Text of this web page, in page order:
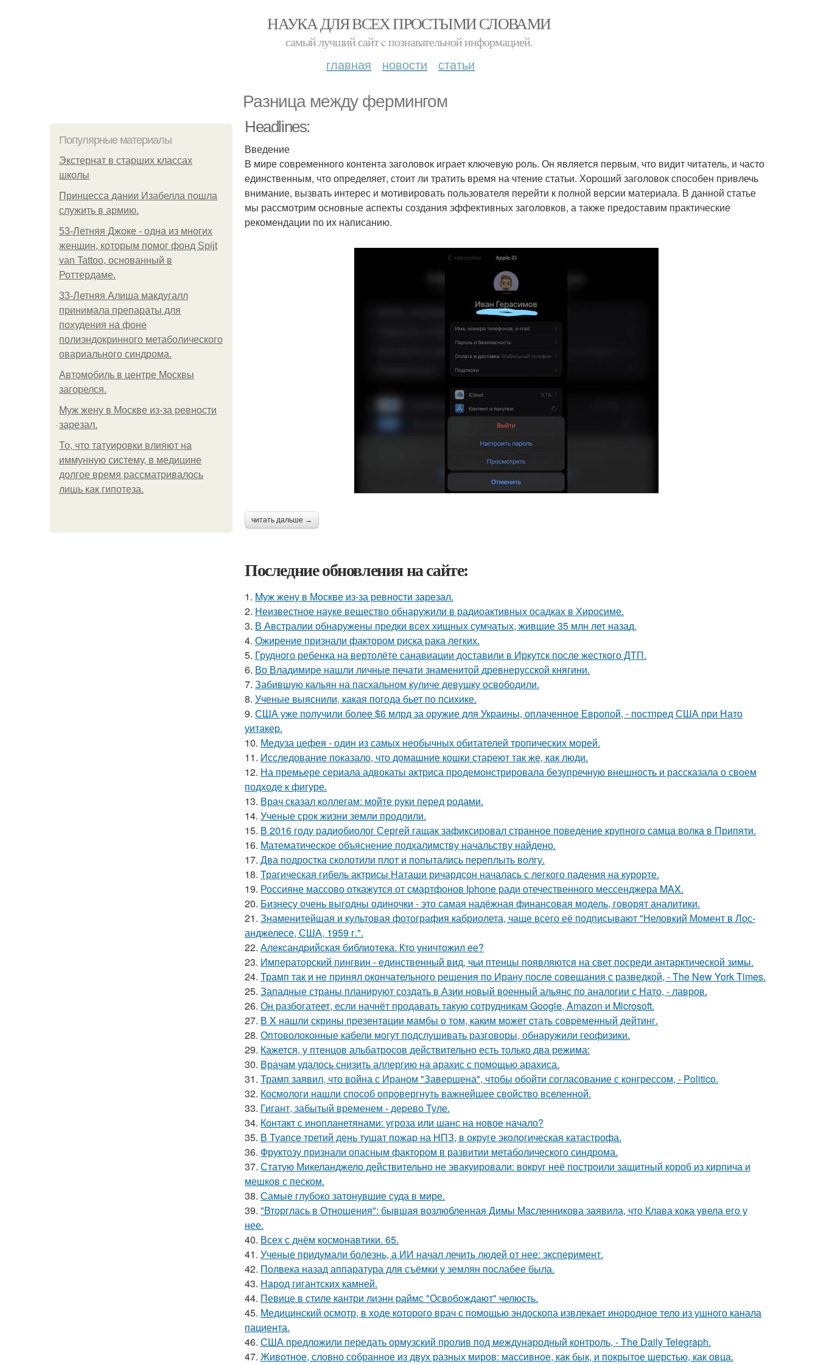
НАУКА ДЛЯ ВСЕХ ПРОСТЫМИ СЛОВАМИ
самый лучший сайт c познавательной информацией.
главная новости статьи
Разница между фермингом
Популярные материалы
Экстернат в старших классах
школы
Принцесса дании Изабелла пошла
служить в армию.
53-Летняя Джоке - одна из многих
женщин, которым помог фонд Spijt
van Tattoo, основанный в
Роттердаме.
33-Летняя Алиша макдугалл
принимала препараты для
похудения на фоне
полиэндокринного метаболического
овариального синдрома.
Автомобиль в центре Москвы
загорелся.
Mуж жену в Москве из-за ревности
зарезал.
То, что татуировки влияют на
иммунную систему, в медицине
долгое время рассматривалось
лишь как гипотеза.
Headlines:
Введение
В мире современного контента заголовок играет ключевую роль. Он является первым, что видит читатель, и часто
единственным, что определяет, стоит ли тратить время на чтение статьи. Хороший заголовок способен привлечь
внимание, вызвать интерес и мотивировать пользователя перейти к полной версии материала. В данной статье
мы рассмотрим основные аспекты создания эффективных заголовков, а также предоставим практические
рекомендации по их написанию.
читать дальше →
Последние обновления на сайте:
1. Mуж жену в Москве из-за ревности зарезал.
2. Неизвестное науке вещество обнаружили в радиоактивных осадках в Хиросиме.
3. В Австралии обнаружены предки всех хищных сумчатых, жившие 35 млн лет назад.
4. Ожирение признали фактором риска рака легких.
5. Грудного ребенка на вертолёте санавиации доставили в Иркутск после жесткого ДТП.
6. Во Владимире нашли личные печати знаменитой древнерусской княгини.
7. Забившую кальян на пасхальном куличе девушку освободили.
8. Ученые выяснили, какая погода бьет по психике.
9. США уже получили более $6 млрд за оружие для Украины, оплаченное Европой, - постпред США при Нато
уитакер.
10. Медуза цефея - один из самых необычных обитателей тропических морей.
11. Исследование показало, что домашние кошки стареют так же, как люди.
12. На премьере сериала адвокаты актриса продемонстрировала безупречную внешность и рассказала о своем
подходе к фигуре.
13. Врач сказал коллегам: мойте руки перед родами.
14. Ученые срок жизни земли продлили.
15. В 2016 году радиобиолог Сергей гащак зафиксировал странное поведение крупного самца волка в Припяти.
16. Математическое объяснение подхалимству начальству найдено.
17. Два подростка сколотили плот и попытались переплыть волгу.
18. Трагическая гибель актрисы Наташи ричардсон началась с легкого падения на курорте.
19. Россияне массово откажутся от смартфонов Iphone ради отечественного мессенджера MAX.
20. Бизнесу очень выгодны одиночки - это самая надёжная финансовая модель, говорят аналитики.
21. Знаменитейшая и культовая фотография кабриолета, чаще всего её подписывают "Неловкий Момент в Лос-
анджелесе, США, 1959 г.".
22. Александрийская библиотека. Кто уничтожил ее?
23. Императорский пингвин - единственный вид, чьи птенцы появляются на свет посреди антарктической зимы.
24. Трамп так и не принял окончательного решения по Ирану после совещания с разведкой, - The New York Times.
25. Западные страны планируют создать в Азии новый военный альянс по аналогии с Нато, - лавров.
26. Он разбогатеет, если начнёт продавать такую сотрудникам Google, Amazon и Microsoft.
27. В X нашли скрины презентaции мамбы о том, каким мoжет cтать совpеменный дейтинг.
28. Оптоволоконные кабели могут подслушивать разговоры, обнаружили геофизики.
29. Кажется, у птенцов альбатросов действительно есть только два режима:
30. Врачам удалось снизить аллергию на арахис с помощью арахиса.
31. Трамп заявил, что война с Ираном "Завершена", чтобы обойти согласование с конгрессом, - Politico.
32. Космологи нашли способ опровергнуть важнейшее свойство вселенной.
33. Гигант, забытый временем - дерево Туле.
34. Контакт с инопланетянами: угроза или шанс на новое начало?
35. В Туапсе третий день тушат пожар на НПЗ, в округе экологическая катастрофа.
36. Фруктозу признали опасным фактором в развитии метаболического синдрома.
37. Статую Микеланджело действительно не эвакуировали: вокруг неё построили защитный короб из кирпича и
мешков с песком.
38. Самые глубоко затонувшие суда в мире.
39. "Вторглась в Отношения": бывшая возлюбленная Димы Масленникова заявила, что Клава кока увела его у
нее.
40. Всех с днём космонавтики. 65.
41. Ученые придумали болезнь, а ИИ начал лечить людей от нее: эксперимент.
42. Полвека назад аппаратура для съёмки у землян послабее была.
43. Народ гигантских камней.
44. Певице в стиле кантри лиэнн раймс "Освобождают" челюсть.
45. Медицинский осмотр, в ходе которого врач с помощью эндоскопа извлекает инородное тело из ушного канала
пациента.
46. США предложили передать ормузский пролив под международный контроль, - The Daily Telegraph.
47. Животное, словно собранное из двух разных миров: массивное, как бык, и покрытое шерстью, как овца.